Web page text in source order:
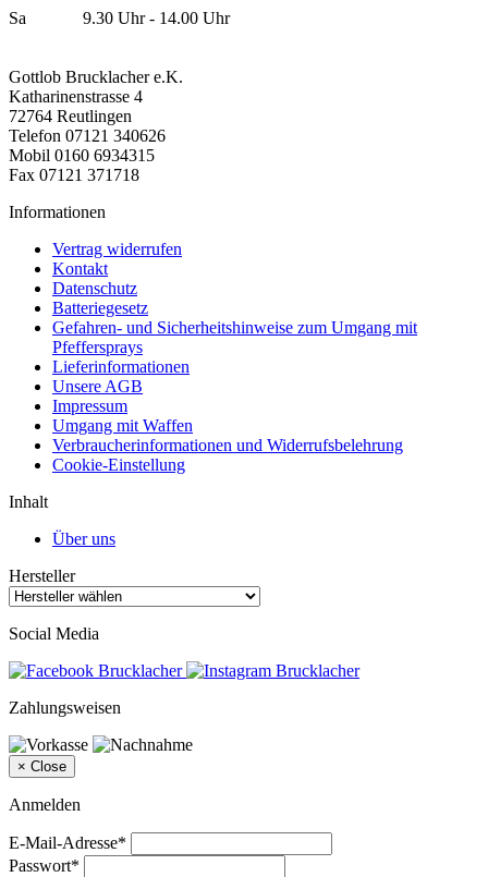
Sa 9.30 Uhr - 14.00 Uhr
Gottlob Brucklacher e.K.
Katharinenstrasse 4
72764 Reutlingen
Telefon 07121 340626
Mobil 0160 6934315
Fax 07121 371718
Informationen
Vertrag widerrufen
Kontakt
Datenschutz
Batteriegesetz
Gefahren- und Sicherheitshinweise zum Umgang mit
Pfeffersprays
Lieferinformationen
Unsere AGB
Impressum
Umgang mit Waffen
Verbraucherinformationen und Widerrufsbelehrung
Cookie-Einstellung
Inhalt
Über uns
Hersteller
Social Media
Zahlungsweisen
× Close
Anmelden
E-Mail-Adresse*
Passwort*